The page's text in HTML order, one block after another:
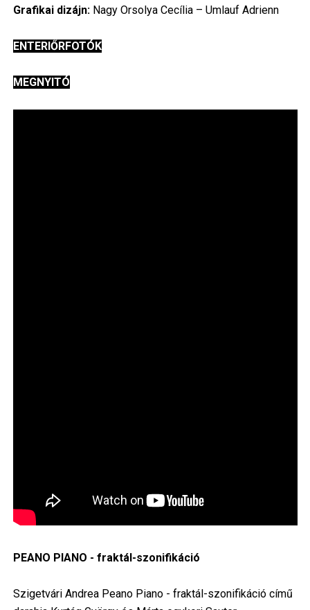
Grafikai dizájn: Nagy Orsolya Cecília – Umlauf Adrienn
ENTERIŐRFOTÓK
MEGNYITÓ
PEANO PIANO - fraktál-szonifikáció
Szigetvári Andrea Peano Piano - fraktál-szonifikáció című